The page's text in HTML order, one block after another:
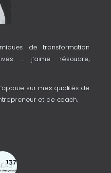
de transformation
: j’aime résoudre,
sur mes qualités de
et de coach.